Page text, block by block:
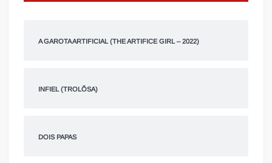
A GAROTA ARTIFICIAL (THE ARTIFICE GIRL – 2022)
INFIEL (TROLÕSA)
DOIS PAPAS